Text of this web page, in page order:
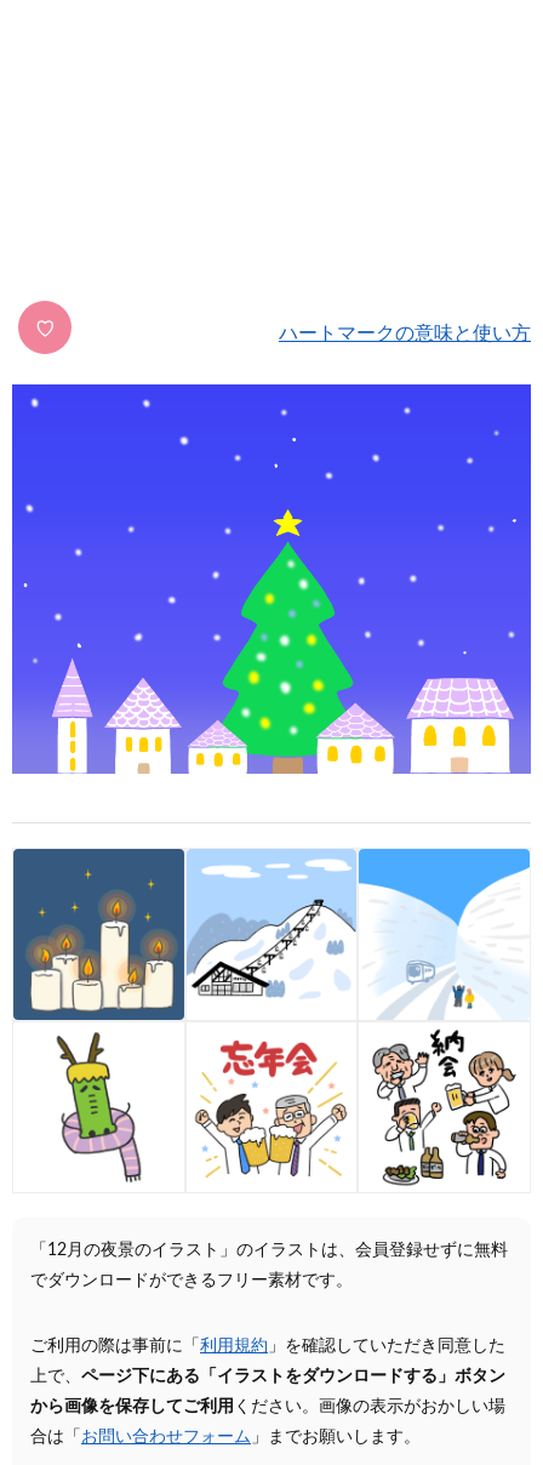
♡ ハートマークの意味と使い方
「12月の夜景のイラスト」のイラストは、会員登録せずに無料
でダウンロードができるフリー素材です。
ご利用の際は事前に「 利用規約 」を確認していただき同意した
上で、 ページ下にある「イラストをダウンロードする」ボタン
から画像を保存してご利用 ください。画像の表示がおかしい場
合は「 お問い合わせフォーム 」までお願いします。